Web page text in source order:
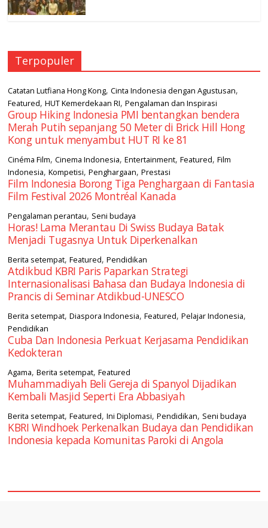
Terpopuler
Catatan Lutfiana Hong Kong,Cinta Indonesia dengan Agustusan,
Featured,HUT Kemerdekaan RI,Pengalaman dan Inspirasi
Group Hiking Indonesia PMI bentangkan bendera
Merah Putih sepanjang 50 Meter di Brick Hill Hong
Kong untuk menyambut HUT RI ke 81
Cinéma Film,Cinema Indonesia,Entertainment,Featured,Film
Indonesia,Kompetisi,Penghargaan,Prestasi
Film Indonesia Borong Tiga Penghargaan di Fantasia
Film Festival 2026 Montréal Kanada
Pengalaman perantau, Seni budaya
Horas! Lama Merantau Di Swiss Budaya Batak
Menjadi Tugasnya Untuk Diperkenalkan
Berita setempat,Featured,Pendidikan
Atdikbud KBRI Paris Paparkan Strategi
Internasionalisasi Bahasa dan Budaya Indonesia di
Prancis di Seminar Atdikbud-UNESCO
Berita setempat,Diaspora Indonesia,Featured,Pelajar Indonesia,
Pendidikan
Cuba Dan Indonesia Perkuat Kerjasama Pendidikan
Kedokteran
Agama,Berita setempat,Featured
Muhammadiyah Beli Gereja di Spanyol Dijadikan
Kembali Masjid Seperti Era Abbasiyah
Berita setempat,Featured,Ini Diplomasi,Pendidikan, Seni budaya
KBRI Windhoek Perkenalkan Budaya dan Pendidikan
Indonesia kepada Komunitas Paroki di Angola